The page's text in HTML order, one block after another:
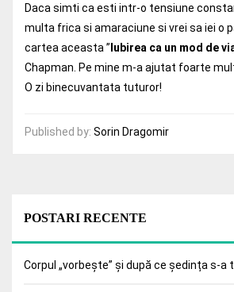
Daca simti ca esti intr-o tensiune
multa frica si amaraciune si vrei sa iei o
cartea aceasta ” Iubirea ca un mod de
Chapman. Pe mine m-a ajutat foarte
O zi binecuvantata tuturor!
Published by: Sorin Dragomir
POSTARI RECENTE
Corpul „vorbește” și după ce ședința s-a